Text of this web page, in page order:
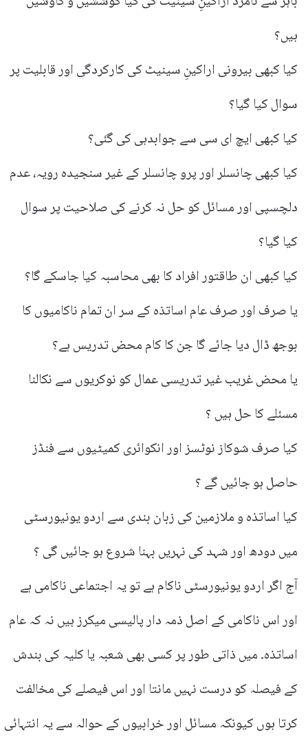
ہیں؟
کیا کبھی بیرونی اراکینِ سینیٹ کی کارکردگی اور قابلیت پر
سوال کیا گیا؟
کیا کبھی ایچ ای سی سے جوابدہی کی گئی؟
کیا کبھی چانسلر اور پرو چانسلر کے غیر سنجیدہ رویہ، عدم
دلچسپی اور مسائل کو حل نہ کرنے کی صلاحیت پر سوال
کیا گیا؟
کیا کبھی ان طاقتور افراد کا بھی محاسبہ کیا جاسکے گا؟
یا صرف اور صرف عام اساتذہ کے سر ان تمام ناکامیوں کا
بوجھ ڈال دیا جائے گا جن کا کام محض تدریس ہے؟
یا محض غریب غیر تدریسی عمال کو نوکریوں سے نکالنا
مسئلے کا حل ہیں ؟
کیا صرف شوکاز نوٹسز اور انکوائری کمیٹیوں سے فنڈز
حاصل ہو جائیں گے ؟
کیا اساتذہ و ملازمین کی زبان بندی سے اردو یونیورسٹی
میں دودھ اور شہد کی نہریں بہنا شروع ہو جائیں گی ؟
آج اگر اردو یونیورسٹی ناکام ہے تو یہ اجتماعی ناکامی ہے
اور اس ناکامی کے اصل ذمہ دار پالیسی میکرز ہیں نہ کہ عام
اساتذہ۔ میں ذاتی طور پر کسی بھی شعبہ یا کلیہ کی بندش
کے فیصلہ کو درست نہیں مانتا اور اس فیصلے کی مخالفت
کرتا ہوں کیونکہ مسائل اور خرابیوں کے حوالہ سے یہ انتہائی